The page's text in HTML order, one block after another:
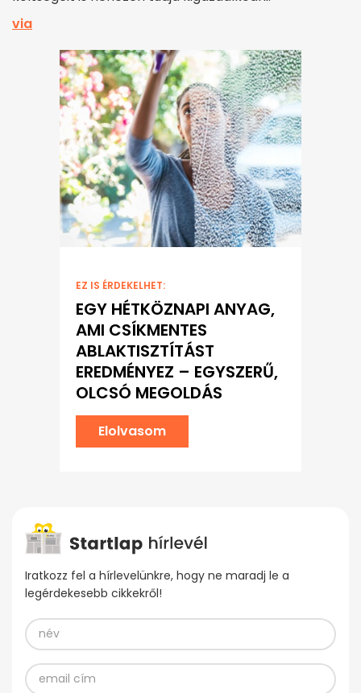
via
EZ IS ÉRDEKELHET:
EGY HÉTKÖZNAPI ANYAG,
AMI CSÍKMENTES
ABLAKTISZTÍTÁST
EREDMÉNYEZ – EGYSZERŰ,
OLCSÓ MEGOLDÁS
Elolvasom
Iratkozz fel a hírlevelünkre, hogy ne maradj le a
legérdekesebb cikkekről!